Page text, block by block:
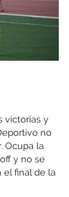
victorias y
no
Ocupa la
y no se
final de la